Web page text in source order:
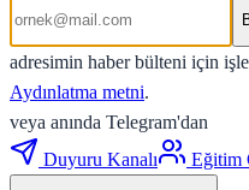
adresimin haber bülteni için
Aydınlatma metni.
veya anında Telegram'dan
Duyuru Kanalı
Eğitim